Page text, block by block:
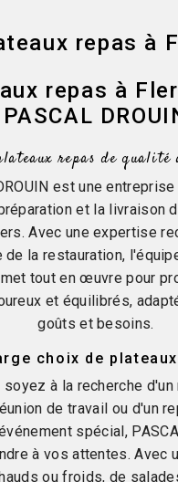
repas à
repas à
PASCAL
repas de qualité
est une
et la livraison
Avec une expertise
de la restauration,
met tout en œuvre pour
et équilibrés,
goûts et besoins.
choix de
soyez à la recherche
de travail ou d'un
spécial,
à vos attentes. Avec
ou froids, de